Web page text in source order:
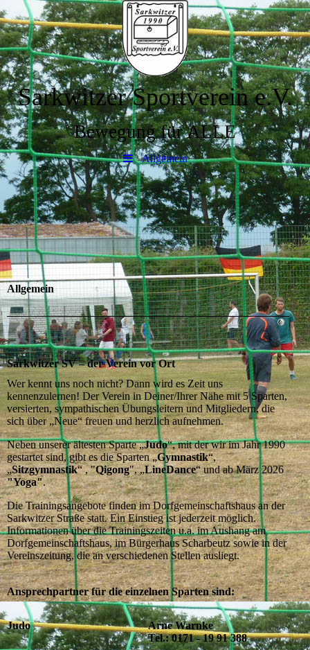
Sarkwitzer Sportverein e.V.
Bewegung für ALLE
Allgemein
Allgemein
Sarkwitzer SV – der Verein vor Ort
Wer kennt uns noch nicht? Dann wird es Zeit uns
kennenzulernen! Der Verein in Deiner/Ihrer Nähe mit 5 Sparten,
versierten, sympathischen Übungsleitern und Mitgliedern, die
sich über „Neue“ freuen und herzlich aufnehmen.
Neben unserer ältesten Sparte „Judo“, mit der wir im Jahr 1990
gestartet sind, gibt es die Sparten „Gymnastik“,
„Sitzgymnastik“ , "Qigong", „LineDance“ und ab März 2026
"Yoga".
Die Trainingsangebote finden im Dorfgemeinschaftshaus an der
Sarkwitzer Straße statt. Ein Einstieg ist jederzeit möglich.
Informationen über die Trainingszeiten u.a. im Aushang am
Dorfgemeinschaftshaus, im Bürgerhaus Scharbeutz sowie in der
Vereinszeitung, die an verschiedenen Stellen ausliegt.
Ansprechpartner für die einzelnen Sparten sind:
Judo
Arne Warnke
Tel.: 0171 - 19 91 388